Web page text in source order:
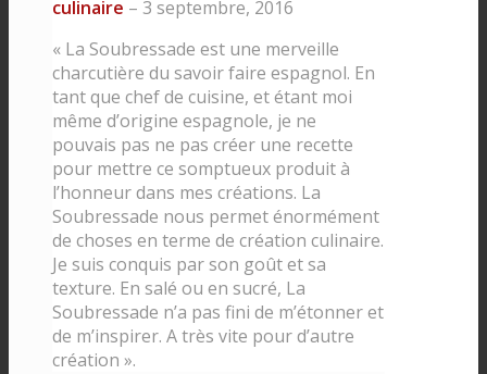
culinaire – 3 septembre, 2016
« La Soubressade est une merveille
charcutière du savoir faire espagnol. En
tant que chef de cuisine, et étant moi
même d’origine espagnole, je ne
pouvais pas ne pas créer une recette
pour mettre ce somptueux produit à
l’honneur dans mes créations. La
Soubressade nous permet énormément
de choses en terme de création culinaire.
Je suis conquis par son goût et sa
texture. En salé ou en sucré, La
Soubressade n’a pas fini de m’étonner et
de m’inspirer. A très vite pour d’autre
création ».